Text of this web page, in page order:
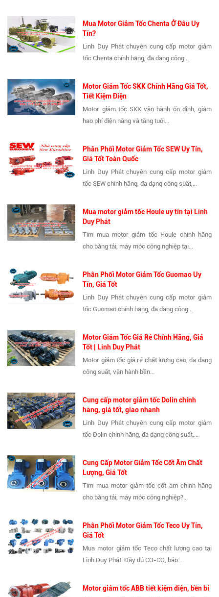
Mua Motor Giảm Tốc Chenta Ở Đâu Uy
Tín?
Linh Duy Phát chuyên cung cấp motor giảm
tốc Chenta chính hãng, đa dạng công...
Motor Giảm Tốc SKK Chính Hãng Giá Tốt,
Tiết Kiệm Điện
Motor giảm tốc SKK vận hành ổn định, giảm
hao phí điện năng và tăng tuổi...
Phân Phối Motor Giảm Tốc SEW Uy Tín,
Giá Tốt Toàn Quốc
Linh Duy Phát chuyên cung cấp motor giảm
tốc SEW chính hãng, đa dạng công suất,...
Mua motor giảm tốc Houle uy tín tại Linh
Duy Phát
Tìm mua motor giảm tốc Houle chính hãng
cho băng tải, máy móc công nghiệp tại...
Phân Phối Motor Giảm Tốc Guomao Uy
Tín, Giá Tốt
Linh Duy Phát chuyên cung cấp motor giảm
tốc Guomao chính hãng, đa dạng công...
Motor Giảm Tốc Giá Rẻ Chính Hãng, Giá
Tốt | Linh Duy Phát
Motor giảm tốc giá rẻ chất lượng cao, đa dạng
công suất, vận hành bền...
Cung cấp motor giảm tốc Dolin chính
hãng, giá tốt, giao nhanh
Linh Duy Phát chuyên cung cấp motor giảm
tốc Dolin chính hãng, đa dạng công suất,...
Cung Cấp Motor Giảm Tốc Cốt Âm Chất
Lượng, Giá Tốt
Tìm mua motor giảm tốc cốt âm chính hãng
cho băng tải, máy móc công nghiệp?...
Phân Phối Motor Giảm Tốc Teco Uy Tín,
Giá Tốt
Mua motor giảm tốc Teco chất lượng cao tại
Linh Duy Phát. Đầy đủ CO-CQ, bảo...
Motor giảm tốc ABB tiết kiệm điện, bền bỉ